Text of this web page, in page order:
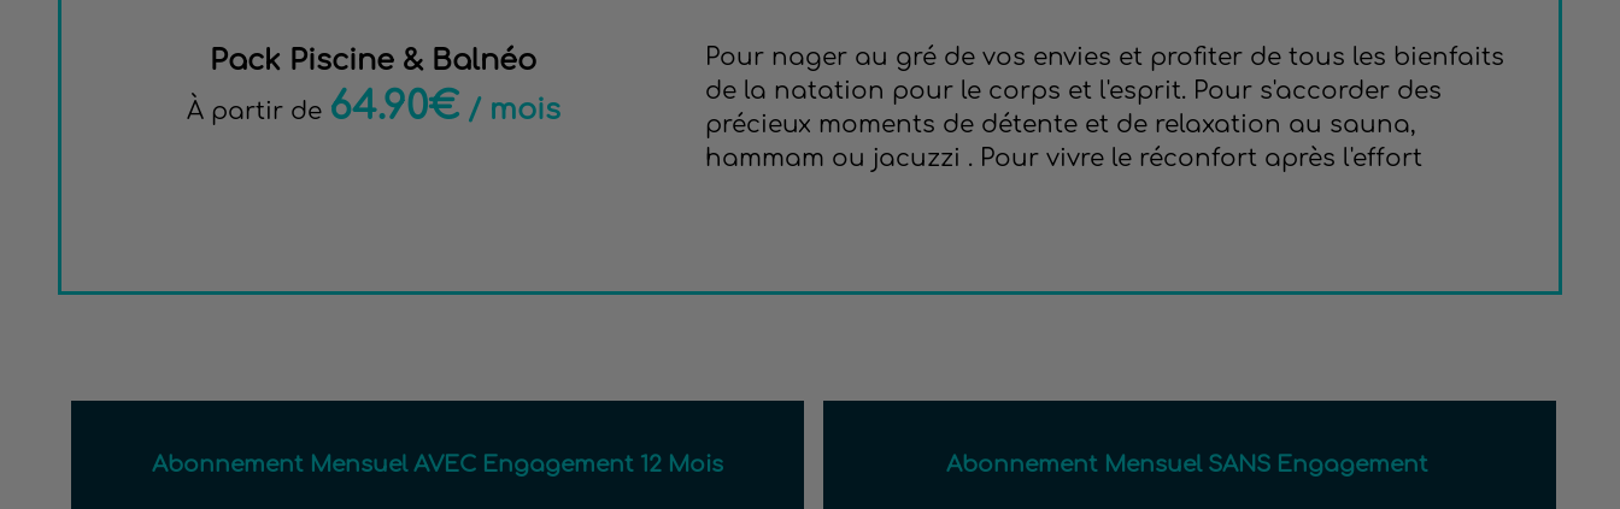
Pack Piscine & Balnéo
À partir de 64.90€/ mois
Pour nager au gré de vos envies et profiter de tous les bienfaits
de la natation pour le corps et l'esprit. Pour s'accorder des
précieux moments de détente et de relaxation au sauna,
hammam ou jacuzzi . Pour vivre le réconfort après l'effort
Abonnement Mensuel AVEC Engagement 12 Mois Abonnement Mensuel SANS Engagement